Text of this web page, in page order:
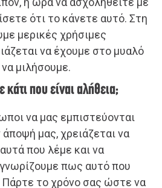
ότι το κάνετε αυτό. Στη
μερικές χρήσιμες
να έχουμε στο μυαλό
μιλήσουμε.
κάτι που είναι αλήθεια;
να μας εμπιστεύονται
άποψή μας, χρειάζεται να
που λέμε και να
πως αυτό που
Πάρτε το χρόνο σας ώστε να